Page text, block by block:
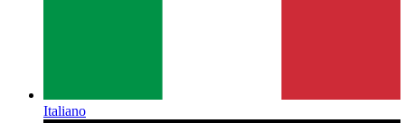
Italiano